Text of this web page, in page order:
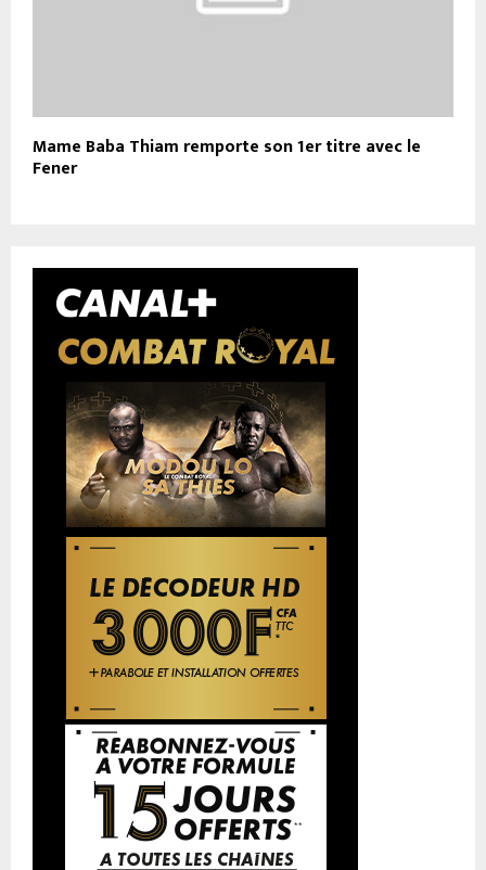
Mame Baba Thiam remporte son 1er titre avec le
Fener